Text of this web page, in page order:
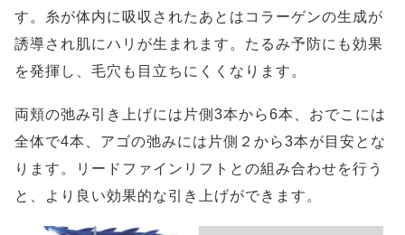
す。糸が体内に吸収されたあとはコラーゲンの生成が
誘導され肌にハリが生まれます。たるみ予防にも効果
を発揮し、毛穴も目立ちにくくなります。
両頬の弛み引き上げには片側3本から6本、おでこには
全体で4本、アゴの弛みには片側２から3本が目安とな
ります。リードファインリフトとの組み合わせを行う
と、より良い効果的な引き上げができます。